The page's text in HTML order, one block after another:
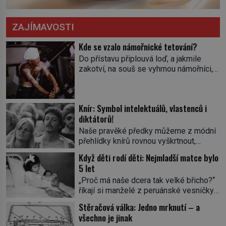
ZAJÍMAVOSTI
Kde se vzalo námořnické tetování?
Do přístavu připlouvá loď, a jakmile
zakotví, na souš se vyhrnou námořníci,
potetované paže. Námořnická kérka je
totiž něco jako uniforma. Tetování jako
takové má velmi hlubokou minulost.
Tetovaný je už pračlověk Ötzi, který
Knír: Symbol intelektuálů, vlastenců i
diktátorů!
Naše pravěké předky můžeme z módní
přehlídky knírů rovnou vyškrtnout,
jedním z nejstarších knírů musíme až do
starověkého Egypta. Najdeme ho na
soše egyptského prince Rahotepa, jenž
žil ve 26. století před naším
letopočtem! Není to ale něco obvyklého,
proto právě obyvatelé ze stínu pyramid
dbají na hygienu a kompletně holí […]
Když děti rodí děti: Nejmladší matce bylo
5 let
„Proč má naše dcera tak velké břicho?“
říkají si manželé z peruánské vesničky
nemocnice. Nemá ale v břiše nádor, jak
se obávali, ale sedmiměsíční plod! Ve
Stěračová válka: Jedno mrknutí – a
všechno je jinak